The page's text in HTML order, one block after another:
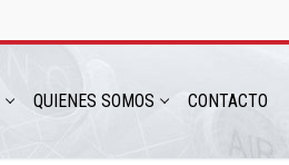
QUIENES SOMOS CONTACTO